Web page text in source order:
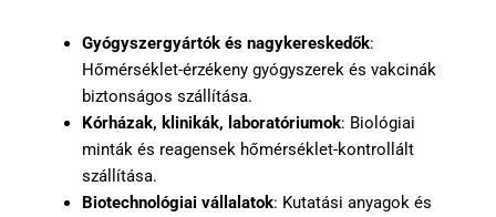
Gyógyszergyártók és nagykereskedők:
Hőmérséklet-érzékeny gyógyszerek és vakcinák
biztonságos szállítása.
Kórházak, klinikák, laboratóriumok: Biológiai
minták és reagensek hőmérséklet-kontrollált
szállítása.
Biotechnológiai vállalatok: Kutatási anyagok és